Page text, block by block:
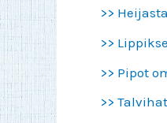
>>
>>
>> Pipot
>>